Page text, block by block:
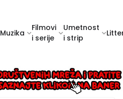
Muzika
Filmovi
i serije
Umetnost
i strip